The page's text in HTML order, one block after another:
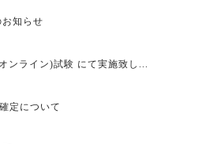
知らせ
ンライン)試験 にて実施致し...
定について